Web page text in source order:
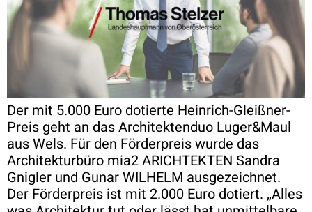
Der mit 5.000 Euro dotierte Heinrich-Gleißner-
Preis geht an das Architektenduo Luger&Maul
aus Wels. Für den Förderpreis wurde das
Architekturbüro mia2 ARICHTEKTEN Sandra
Gnigler und Gunar WILHELM ausgezeichnet.
Der Förderpreis ist mit 2.000 Euro dotiert. „Alles